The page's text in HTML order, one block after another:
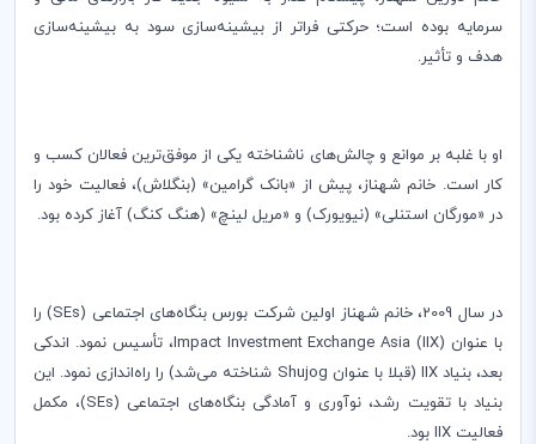
سرمایه بوده است؛ حرکتی فراتر از بیشینه‌سازی سود به بیشینه‌سازی
هدف و تأثیر.
او با غلبه بر موانع و چالش‌های ناشناخته یکی از موفق‌ترین فعالان کسب و
کار است. خانم شهناز، پیش از «بانک گرامین» (بنگلاش)، فعالیت خود را
در «مورگان استنلی» (نیویورک) و «مریل لینچ» (هنگ کنگ) آغاز کرده بود.
در سال 2009، خانم شهناز اولین شرکت بورس بنگاه‌های اجتماعی ( SEs) را
با عنوان Impact Investment Exchange Asia (IIX)، تأسیس نمود. اندکی
بعد، بنیادIIX (قبلا با عنوان Shujog شناخته می‌شد) را راه‌اندازی نمود. این
بنیاد با تقویت رشد، نوآوری و آمادگی بنگاه‌های اجتماعی (SEs)، مکمل
فعالیت IIX بود.